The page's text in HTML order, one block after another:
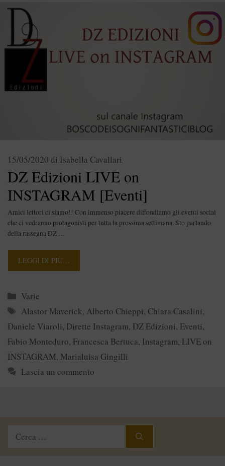
DZ Edizioni LIVE on
INSTAGRAM [Eventi]
15/05/2020 di Isabella Cavallari
Amici lettori ci siamo!! Con immenso piacere diffondiamo gli eventi social
che ci vedranno protagonisti per tutta la prossima settimana. Sto parlando
della rassegna DZ …
LEGGI DI PIÙ…
Categorie
Varie
Tag
Alastor Maverick, Alberto Chieppi,Chiara Casalini,
Daniele Viaroli, Dirette Instagram, DZ Edizioni, Eventi,
Fabio Monteduro, Francesca Bertuca, Instagram, LIVE on
INSTAGRAM, Marialuisa Gingilli
Lascia un commento